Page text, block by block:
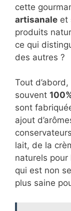
cette
artisanale et
produits
ce qui
des autres ?
Tout
souvent
sont
ajout
lait, de la
naturels pour
qui est non
plus saine